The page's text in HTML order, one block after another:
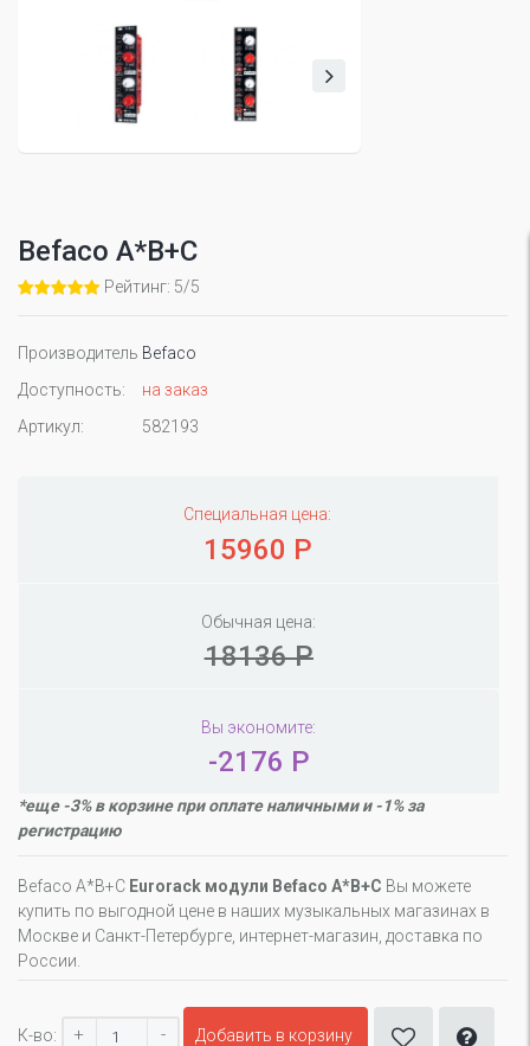
Befaco A*B+C
Рейтинг: 5/5
Производитель Befaco
Доступность:
на заказ
Артикул:
582193
Специальная цена:
15960 Р
Обычная цена:
18136 Р
Вы экономите:
-2176 Р
*еще -3% в корзине при оплате наличными и -1% за
регистрацию
Befaco A*B+C Eurorack модули Befaco A*B+C Вы можете
купить по выгодной цене в наших музыкальных магазинах в
Москве и Санкт-Петербурге, интернет-магазин, доставка по
России.
К-во: + - Добавить в корзину